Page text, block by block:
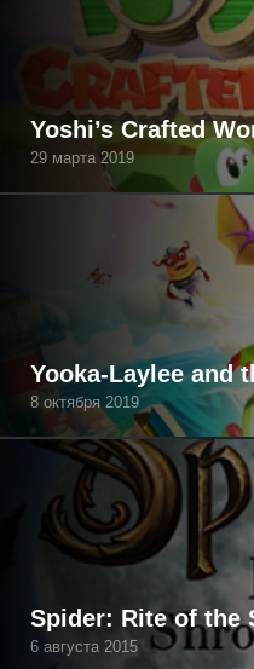
Yoshi’s Crafted
29 марта 2019
Yooka-Laylee and
8 октября 2019
Spider: Rite of the
6 августа 2015